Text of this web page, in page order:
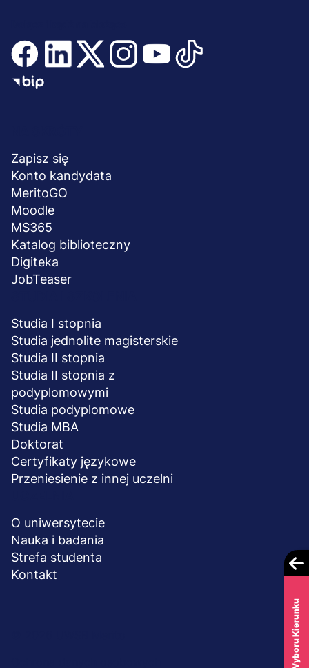
stopka
Zapisz się
Konto kandydata
MeritoGO
Moodle
MS365
Katalog biblioteczny
Digiteka
JobTeaser
Studia I stopnia
Studia jednolite magisterskie
Studia II stopnia
Studia II stopnia z
podyplomowymi
Studia podyplomowe
Studia MBA
Doktorat
Certyfikaty językowe
Przeniesienie z innej uczelni
O uniwersytecie
Nauka i badania
Strefa studenta
Kontakt
Test Wyboru Kierunku